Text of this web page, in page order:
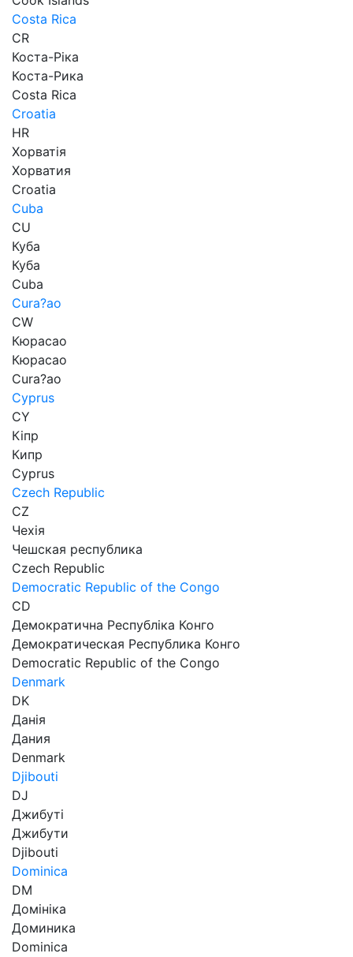
Costa Rica
CR
Коста-Ріка
Коста-Рика
Costa Rica
Croatia
HR
Хорватія
Хорватия
Croatia
Cuba
CU
Куба
Куба
Cuba
Cura?ao
CW
Кюрасао
Кюрасао
Cura?ao
Cyprus
CY
Кіпр
Кипр
Cyprus
Czech Republic
CZ
Чехія
Чешская республика
Czech Republic
Democratic Republic of the Congo
СD
Демократична Республіка Конго
Демократическая Республика Конго
Democratic Republic of the Congo
Denmark
DK
Данія
Дания
Denmark
Djibouti
DJ
Джибуті
Джибути
Djibouti
Dominica
DM
Домініка
Доминика
Dominica